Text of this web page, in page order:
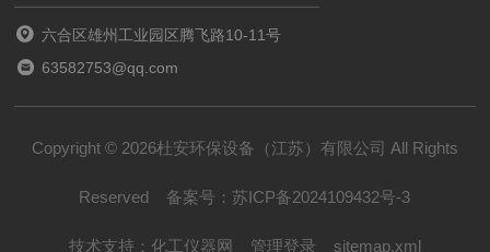
六合区雄州工业园区腾飞路10-11号
63582753@qq.com
Copyright © 2026杜安环保设备（江苏）有限公司 All Rights
Reserved 备案号：苏ICP备2024109432号-3
技术支持： 化工仪器网 管理登录 sitemap.xml